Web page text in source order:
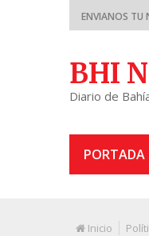
ENVIANOS TU
BHI
Diario de
PORTADA
Inicio